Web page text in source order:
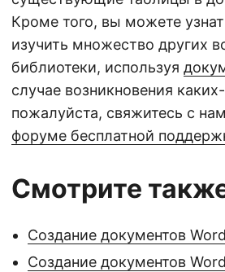
Кроме того, вы можете
изучить множество других
библиотеки, используя
случае возникновения
пожалуйста, свяжитесь с
форуме бесплатной
Смотрите
Создание документов
Создание документов